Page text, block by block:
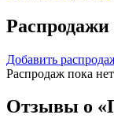
Добавить
Распродаж пока нет
Отзывы о